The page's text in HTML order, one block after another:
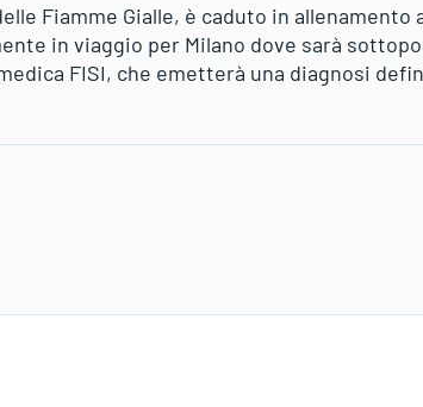
Fiamme Gialle, è caduto in allenamento
in viaggio per Milano dove sarà
FISI, che emetterà una diagnosi